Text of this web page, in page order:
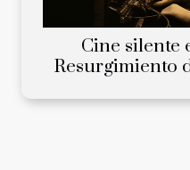
Cine silente
Resurgimiento